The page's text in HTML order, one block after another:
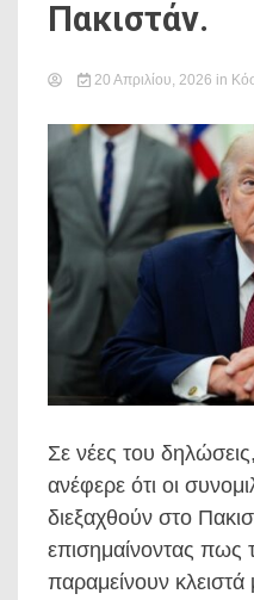
Πακιστάν.
20 Απριλίου, 2026 in
Σε νέες του
ανέφερε ότι οι
διεξαχθούν στο
επισημαίνοντας πως
παραμείνουν κλειστά